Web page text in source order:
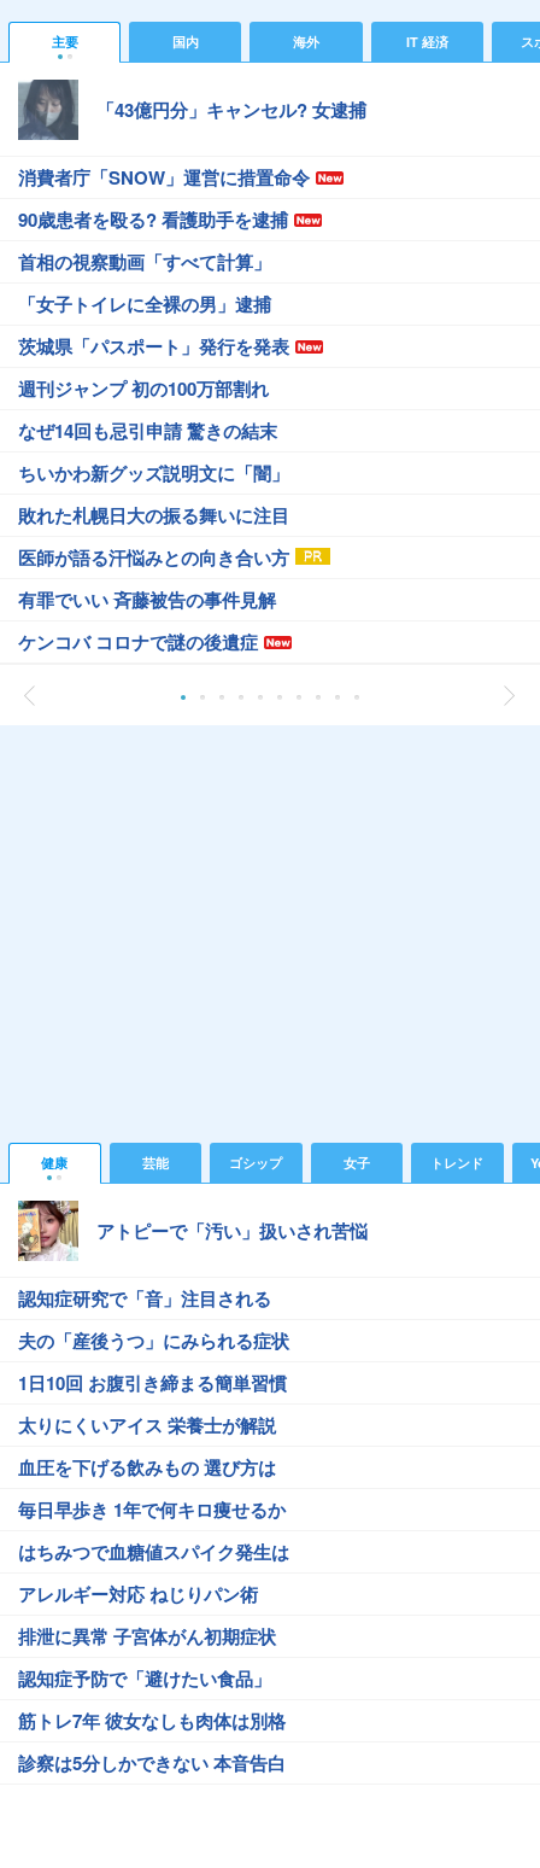
主要 国内 海外 IT 経済 ス
「43億円分」キャンセル? 女逮捕
消費者庁「SNOW」運営に措置命令
90歳患者を殴る? 看護助手を逮捕
首相の視察動画「すべて計算」
「女子トイレに全裸の男」逮捕
茨城県「パスポート」発行を発表
週刊ジャンプ 初の100万部割れ
なぜ14回も忌引申請 驚きの結末
ちいかわ新グッズ説明文に「闇」
敗れた札幌日大の振る舞いに注目
医師が語る汗悩みとの向き合い方
有罪でいい 斉藤被告の事件見解
ケンコバ コロナで謎の後遺症
健康 芸能 ゴシップ 女子 トレンド
アトピーで「汚い」扱いされ苦悩
認知症研究で「音」注目される
夫の「産後うつ」にみられる症状
1日10回 お腹引き締まる簡単習慣
太りにくいアイス 栄養士が解説
血圧を下げる飲みもの 選び方は
毎日早歩き 1年で何キロ痩せるか
はちみつで血糖値スパイク発生は
アレルギー対応 ねじりパン術
排泄に異常 子宮体がん初期症状
認知症予防で「避けたい食品」
筋トレ7年 彼女なしも肉体は別格
診察は5分しかできない 本音告白